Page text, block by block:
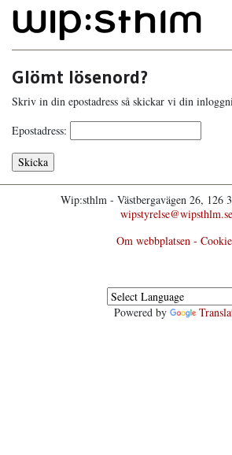
Glömt lösenord?
Skriv in din epostadress så skickar vi din
Epostadress:
Wip:sthlm - Västbergavägen 26, 126
wipstyrelse@wipsthlm.se
Om webbplatsen -
Powered by